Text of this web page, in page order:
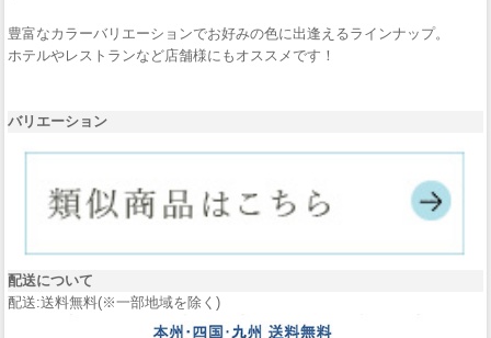
豊富なカラーバリエーションでお好みの色に出逢えるラインナップ。
ホテルやレストランなど店舗様にもオススメです！
バリエーション
配送について
配送:送料無料(※一部地域を除く)